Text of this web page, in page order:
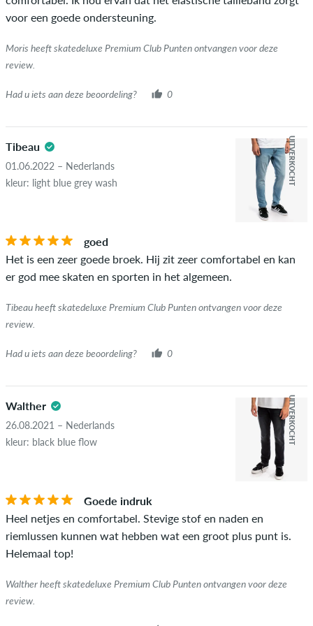
aankoop". Voor deze mensen werd de aankoop geverifieerd op
basis van hun bestellingen. Voor beoordelingen zonder een
groen vinkje kunnen we niet garanderen dat de persoon het
item echt bezit of heeft gehad.
voor een goede ondersteuning.
Moris heeft skatedeluxe Premium Club Punten ontvangen voor deze
review.
Had u iets aan deze beoordeling? 0
Tibeau
01.06.2022 – Nederlands
kleur: light blue grey wash
UITVERKOCHT
goed
Het is een zeer goede broek. Hij zit zeer comfortabel en kan
er god mee skaten en sporten in het algemeen.
Tibeau heeft skatedeluxe Premium Club Punten ontvangen voor deze
review.
Had u iets aan deze beoordeling? 0
Walther
26.08.2021 – Nederlands
kleur: black blue flow
UITVERKOCHT
Goede indruk
Heel netjes en comfortabel. Stevige stof en naden en
riemlussen kunnen wat hebben wat een groot plus punt is.
Helemaal top!
Walther heeft skatedeluxe Premium Club Punten ontvangen voor deze
review.